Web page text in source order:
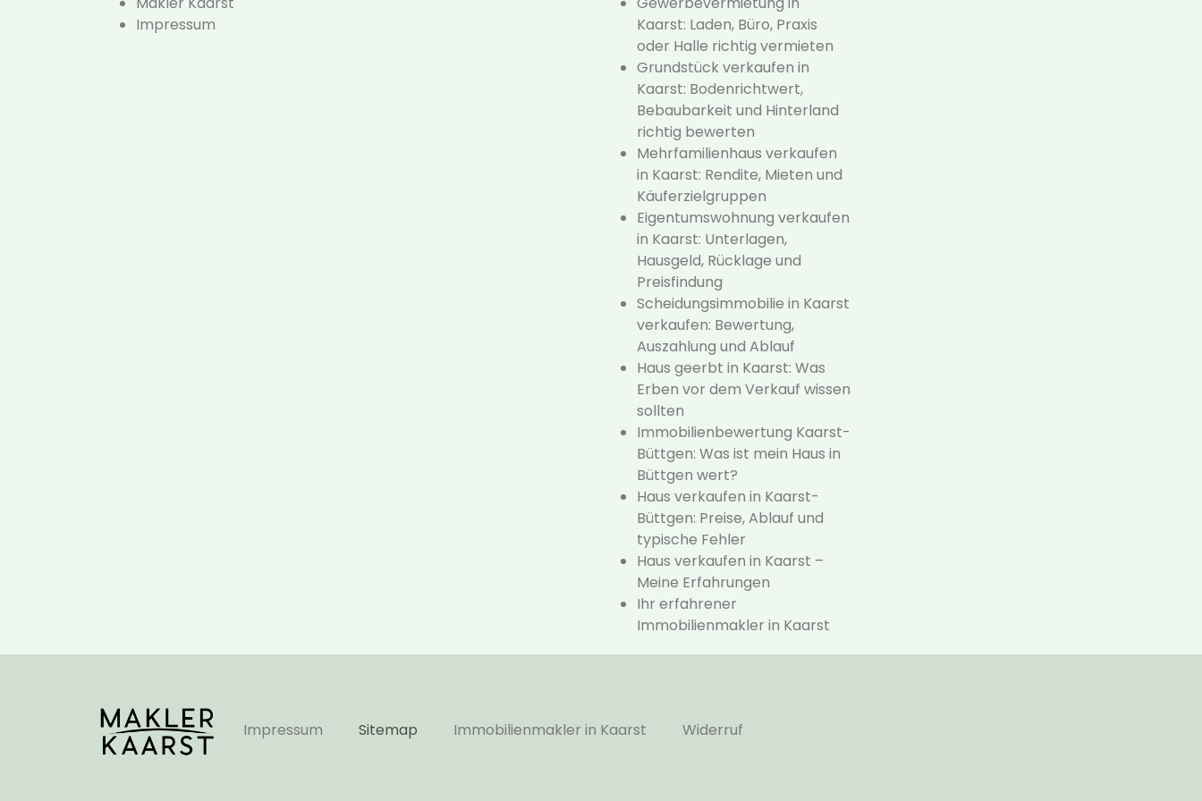
Impressum
Kaarst: Laden, Büro, Praxis
oder Halle richtig vermieten
Grundstück verkaufen in
Kaarst: Bodenrichtwert,
Bebaubarkeit und Hinterland
richtig bewerten
Mehrfamilienhaus verkaufen
in Kaarst: Rendite, Mieten und
Käuferzielgruppen
Eigentumswohnung verkaufen
in Kaarst: Unterlagen,
Hausgeld, Rücklage und
Preisfindung
Scheidungsimmobilie in Kaarst
verkaufen: Bewertung,
Auszahlung und Ablauf
Haus geerbt in Kaarst: Was
Erben vor dem Verkauf wissen
sollten
Immobilienbewertung Kaarst-
Büttgen: Was ist mein Haus in
Büttgen wert?
Haus verkaufen in Kaarst-
Büttgen: Preise, Ablauf und
typische Fehler
Haus verkaufen in Kaarst –
Meine Erfahrungen
Ihr erfahrener
Immobilienmakler in Kaarst
Impressum Sitemap Immobilienmakler in Kaarst Widerruf